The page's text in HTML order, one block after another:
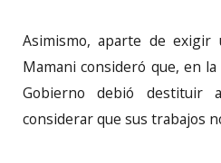
Asimismo, aparte de exigir
Mamani consideró que, en
Gobierno debió destituir
considerar que sus trabajos